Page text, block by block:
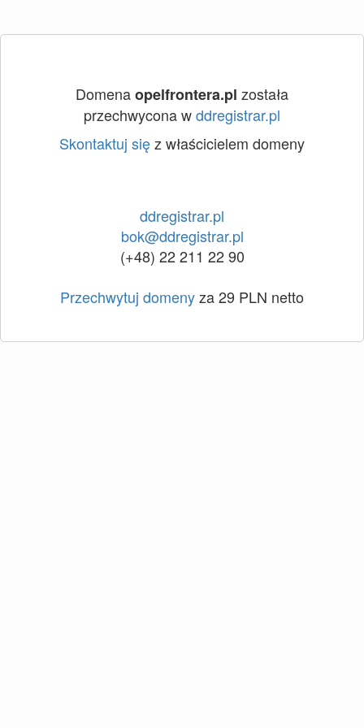
Domenaopelfrontera.pl została
przechwycona wddregistrar.pl
Skontaktuj sięz właścicielem domeny
ddregistrar.pl
bok@ddregistrar.pl
(+48) 22 211 22 90
Przechwytuj domenyza 29 PLN netto